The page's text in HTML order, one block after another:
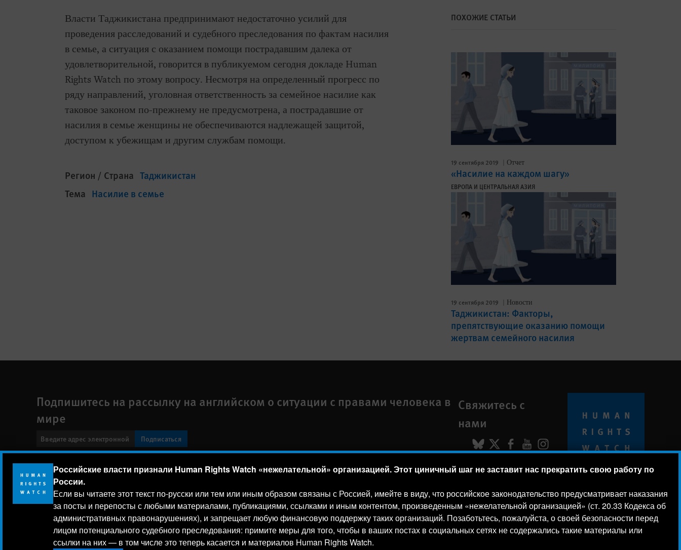
Российские власти признали Human Rights Watch «нежелательной» организацией. Этот циничный шаг не заставит нас прекратить свою работу по
России.
Если вы читаете этот текст по-русски или тем или иным образом связаны с Россией, имейте в виду, что российское законодательство предусматривает наказания
за посты и перепосты с любыми материалами, публикациями, ссылками и иным контентом, произведенным «нежелательной организацией» (ст. 20.33 Кодекса об
административных правонарушениях), и запрещает любую финансовую поддержку таких организаций. Позаботьтесь, пожалуйста, о своей безопасности перед
лицом потенциального судебного преследования: примите меры для того, чтобы в ваших постах в социальных сетях не содержались такие материалы или
ссылки на них — в том числе это теперь касается и материалов Human Rights Watch.
Власти Таджикистана предпринимают недостаточно усилий для
проведения расследований и судебного преследования по фактам насилия
в семье, а ситуация с оказанием помощи пострадавшим далека от
удовлетворительной, говорится в публикуемом сегодня докладе Human
Rights Watch по этому вопросу. Несмотря на определенный прогресс по
ряду направлений, уголовная ответственность за семейное насилие как
таковое законом по-прежнему не предусмотрена, а пострадавшие от
насилия в семье женщины не обеспечиваются надлежащей защитой,
доступом к убежищам и другим службам помощи.
Регион / Страна Таджикистан
Тема Насилие в семье
ПОХОЖИЕ СТАТЬИ
19 сентября 2019 Отчет
«Насилие на каждом шагу»
ЕВРОПА И ЦЕНТРАЛЬНАЯ АЗИЯ
19 сентября 2019 Новости
Таджикистан: Факторы,
препятствующие оказанию помощи
жертвам семейного насилия
Подпишитесь на рассылку на английском о ситуации с правами человека в
мире
Подписаться
Свяжитесь с
нами
BlueSky
X Facebook
YouTube
Instagram
Footer
menu
Заявление о политике конфиденциальности Карта сайта Text Version © 2026 Human Rights Watch
Human Rights Watch| 350 Fifth Avenue, 34th Floor | New York,NY10118-3299USA|t 1.212.290.4700
Human Rights Watchis a 501(C)(3) nonprofit registered in the US under EIN: 13-2875808
Human Rights Watch cookie preferences
Мы используем файлы cookie, технологии отслеживания и сторонние аналитические инструменты, чтобы лучше понять,
кто посещает сайт, и улучшить ваш опыт взаимодействия с ним. Используя наш сайт, вы соглашаетесь с этим. Ознакомьтесь